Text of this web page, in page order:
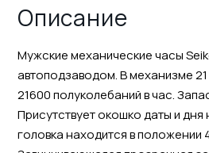
Описание
Мужские механические часы
автоподзаводом. В механизме
21600 полуколебаний в час.
Присутствует окошко даты и дня
головка находится в положении